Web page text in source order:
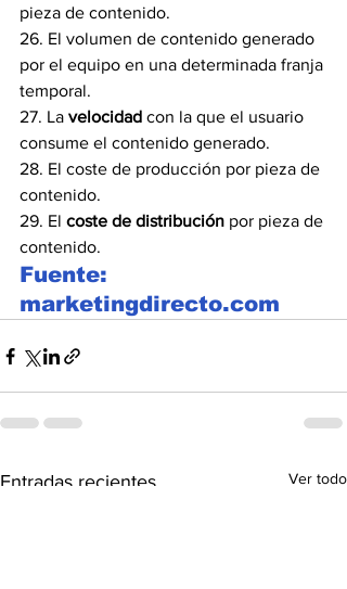
pieza de contenido.
26. El volumen de contenido generado
por el equipo en una determinada franja
temporal.
27. La velocidad con la que el usuario
consume el contenido generado.
28. El coste de producción por pieza de
contenido.
29. El coste de distribución por pieza de
contenido.
Fuente:
marketingdirecto.com
Entradas recientes Ver todo